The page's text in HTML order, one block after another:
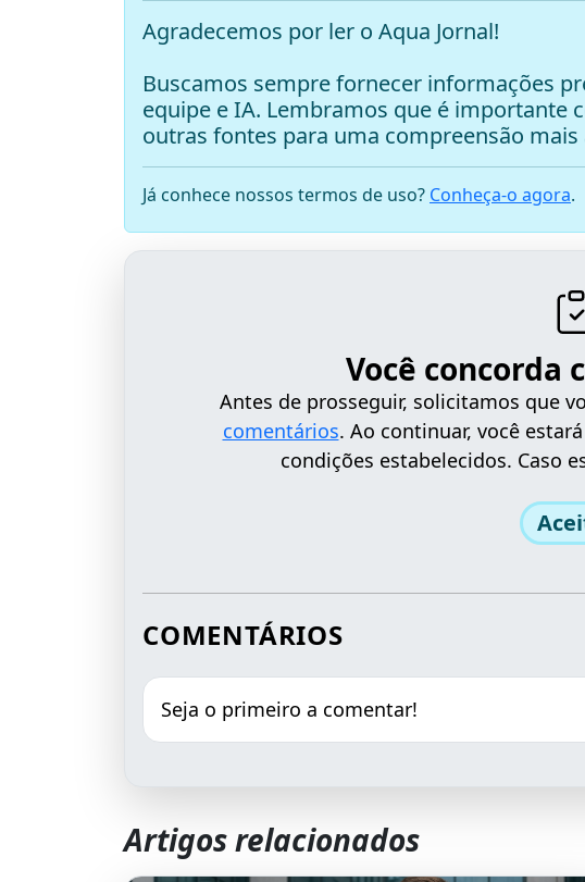
Agradecemos por ler o Aqua Jornal!
Buscamos sempre fornecer informações
equipe e IA. Lembramos que é importante
outras fontes para uma compreensão
Já conhece nossos termos de uso? Conheça-o agora.
Você concorda
Antes de prosseguir, solicitamos que
comentários. Ao continuar, você
condições estabelecidos. Caso
COMENTÁRIOS
Seja o primeiro a comentar!
Artigos relacionados